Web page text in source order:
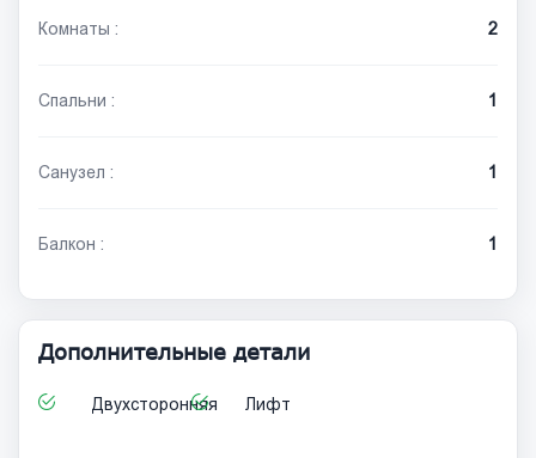
Комнаты : 2
Спальни : 1
Санузел : 1
Балкон : 1
Дополнительные детали
Двухсторонняя Лифт